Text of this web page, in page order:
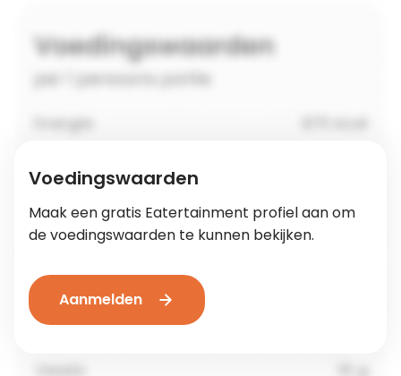
Voedingswaarden
Maak een gratis Eatertainment profiel aan om
de voedingswaarden te kunnen bekijken.
Aanmelden